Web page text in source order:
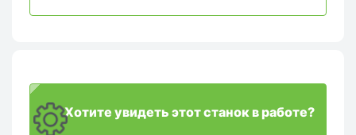
Хотите увидеть этот станок в работе?